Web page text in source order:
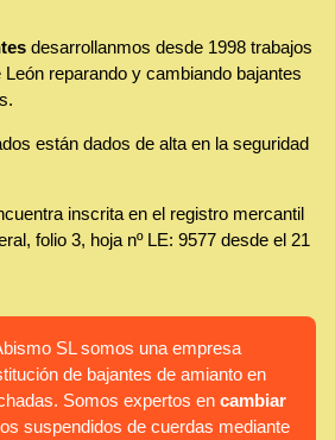
desarrollanmos desde 1998 trabajos
reparando y cambiando bajantes
están dados de alta en la seguridad
inscrita en el registro mercantil
folio 3, hoja nº LE: 9577 desde el 21
SL somos una empresa
de bajantes de amianto en
Somos expertos en cambiar
suspendidos de cuerdas mediante